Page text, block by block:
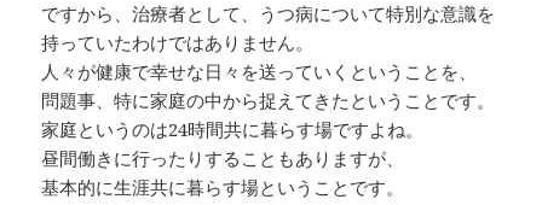
ですから、治療者として、うつ病について特別な意識を
持っていたわけではありません。
人々が健康で幸せな日々を送っていくということを、
問題事、特に家庭の中から捉えてきたということです。
家庭というのは24時間共に暮らす場ですよね。
昼間働きに行ったりすることもありますが、
基本的に生涯共に暮らす場ということです。